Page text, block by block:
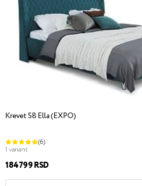
Krevet S8 Ella (EXPO)
(6)
1 variant
184799 RSD